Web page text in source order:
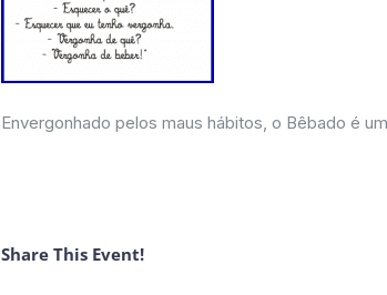
Envergonhado pelos maus hábitos, o Bêbado é
Share This Event!